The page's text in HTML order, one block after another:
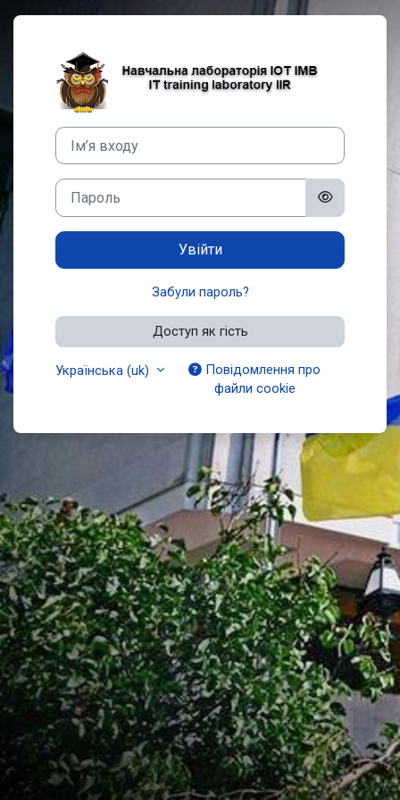
Увійти до
Ім’я входу
Пароль
Увійти
Забули пароль?
Доступ як гість
Українська ‎(uk)‎
Повідомлення про
файли cookie